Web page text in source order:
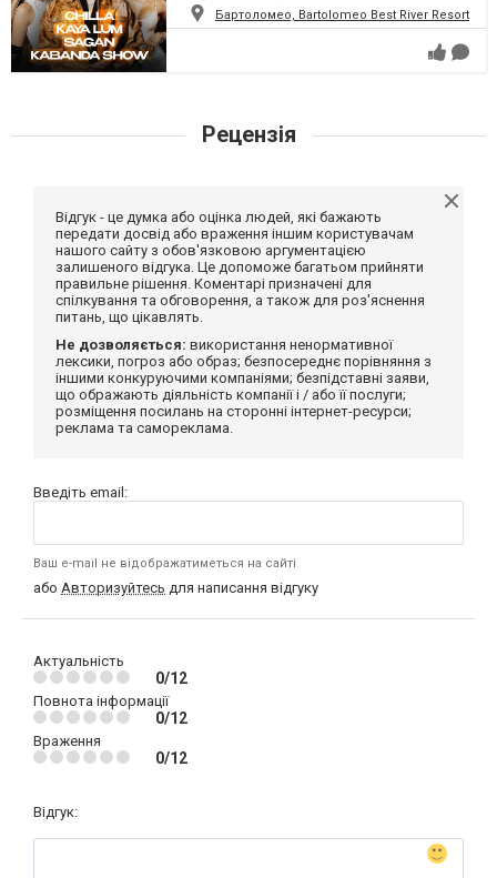
Бартоломео, Bartolomeo Best River Resort
Рецензія
Відгук - це думка або оцінка людей, які бажають
передати досвід або враження іншим користувачам
нашого сайту з обов'язковою аргументацією
залишеного відгука. Це допоможе багатьом прийняти
правильне рішення. Коментарі призначені для
спілкування та обговорення, а також для роз'яснення
питань, що цікавлять.
Не дозволяється: використання ненормативної
лексики, погроз або образ; безпосереднє порівняння з
іншими конкуруючими компаніями; безпідставні заяви,
що ображають діяльність компанії і / або її послуги;
розміщення посилань на сторонні інтернет-ресурси;
реклама та самореклама.
Введіть email:
Ваш e-mail не відображатиметься на сайті
або Авторизуйтесь для написання відгуку
Актуальність
0/12
Повнота інформації
0/12
Враження
0/12
Відгук: